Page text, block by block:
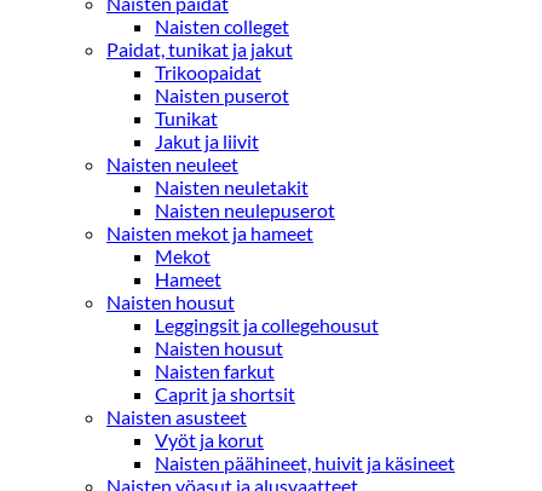
Naisten colleget
Paidat, tunikat ja jakut
Trikoopaidat
Naisten puserot
Tunikat
Jakut ja liivit
Naisten neuleet
Naisten neuletakit
Naisten neulepuserot
Naisten mekot ja hameet
Mekot
Hameet
Naisten housut
Leggingsit ja collegehousut
Naisten housut
Naisten farkut
Caprit ja shortsit
Naisten asusteet
Vyöt ja korut
Naisten päähineet, huivit ja käsineet
Naisten yöasut ja alusvaatteet